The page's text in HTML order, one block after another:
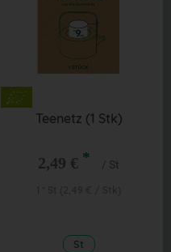
Teenetz (1 Stk)
2,49 € * / St
St